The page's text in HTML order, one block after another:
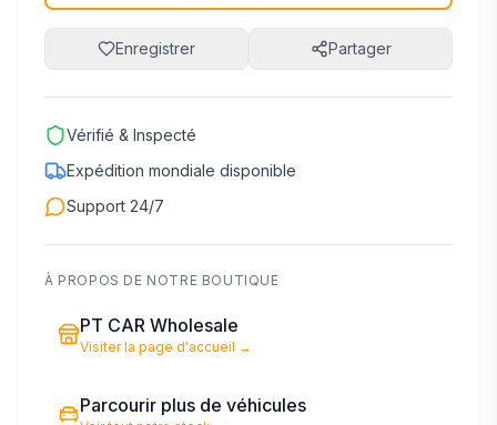
Enregistrer Partager
Vérifié & Inspecté
Expédition mondiale disponible
Support 24/7
À PROPOS DE NOTRE BOUTIQUE
PT CAR Wholesale
Visiter la page d'accueil →
Parcourir plus de véhicules